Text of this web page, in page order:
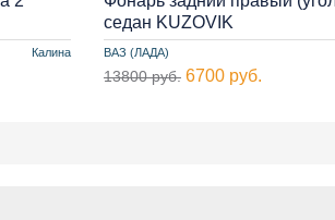
Калина ВАЗ (ЛАДА)
седан KUZOVIK
13800 руб. 6700 руб.